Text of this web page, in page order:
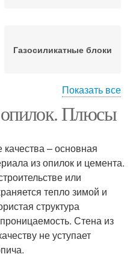
Газосиликатные блоки
Показать все
Плюсы
– основная
из опилок и цемента.
или
тепло зимой и
структура
Стена из
не уступает